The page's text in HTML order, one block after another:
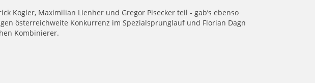
Kogler, Maximilian Lienher und Gregor Pisecker teil - gab’s ebenso
österreichweite Konkurrenz im Spezialsprunglauf und Florian Dagn
Kombinierer.